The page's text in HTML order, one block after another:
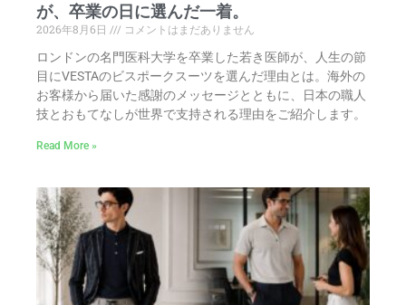
が、卒業の日に選んだ一着。
2026年8月6日
コメントはまだありません
ロンドンの名門医科大学を卒業した若き医師が、人生の節
目にVESTAのビスポークスーツを選んだ理由とは。海外の
お客様から届いた感謝のメッセージとともに、日本の職人
技とおもてなしが世界で支持される理由をご紹介します。
Read More »